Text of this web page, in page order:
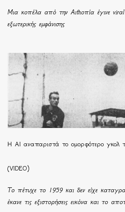
Μια κοπέλα από την Αιθιοπία έγινε
εξωτερικής εμφάνισης
Η ΑΙ αναπαριστά το ομορφότερο γκολ
(VIDEO)
Το πέτυχε το 1959 και δεν είχε
έκανε τις εξιστορήσεις εικόνα και το